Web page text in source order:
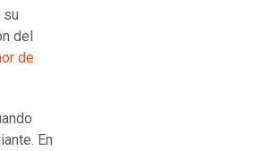
su
del
de
En